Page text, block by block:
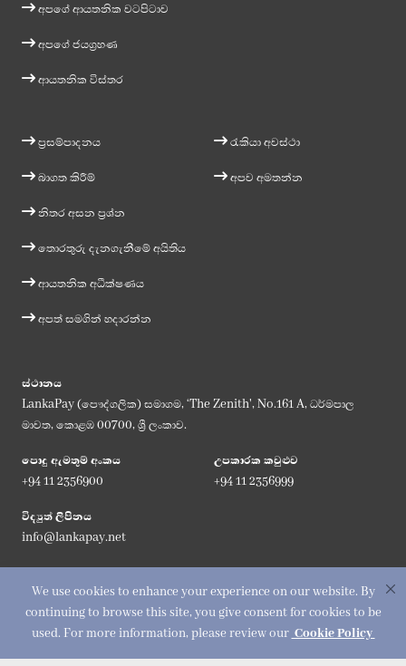
We use cookies to enhance your experience on our website. By
continuing to browse this site, you give consent for cookies to be
used. For more information, please review our Cookie Policy
අපගේ ආයතනික වටපිටාව
අපගේ ජයග්‍රහණ
ආයතනික විස්තර
ප්‍රසම්පාදනය
බාගත කිරීම්
නිතර අසන ප්‍රශ්න
තොරතුරු දැනගැනීමේ අයිතිය
ආයතනික අධීක්ෂණය
අපත් සමගින් හදාරන්න
රැකියා අවස්ථා
අපව අමතන්න
ස්ථානය
LankaPay (පෞද්ගලික) සමාගම, ‘The Zenith', No.161 A, ධර්මපාල
මාවත, කොළඹ 00700, ශ්‍රී ලංකාව.
පොදු ඇමතුම් අංකය
+94 11 2356900
උපකාරක කවුළුව
+94 11 2356999
විද්‍යුත් ලිපිනය
info@lankapay.net
අප සමග එක්වන්න :